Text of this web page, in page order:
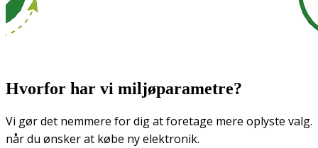
Hvorfor har vi miljøparametre?
Vi gør det nemmere for dig at foretage mere oplyste valg.
når du ønsker at købe ny elektronik.